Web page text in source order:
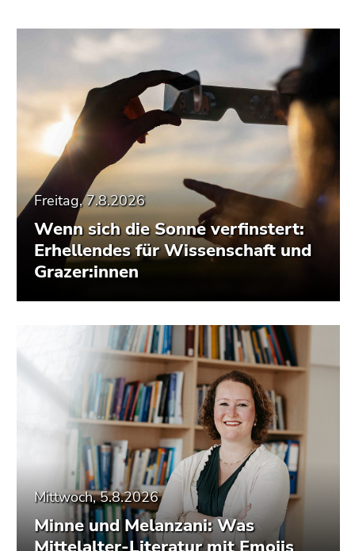
Freitag, 7.8.2026
Wenn sich die Sonne verfinstert:
Erhellendes für Wissenschaft und
Grazer:innen
Mittwoch, 5.8.2026
Minne und Melanzani: Was